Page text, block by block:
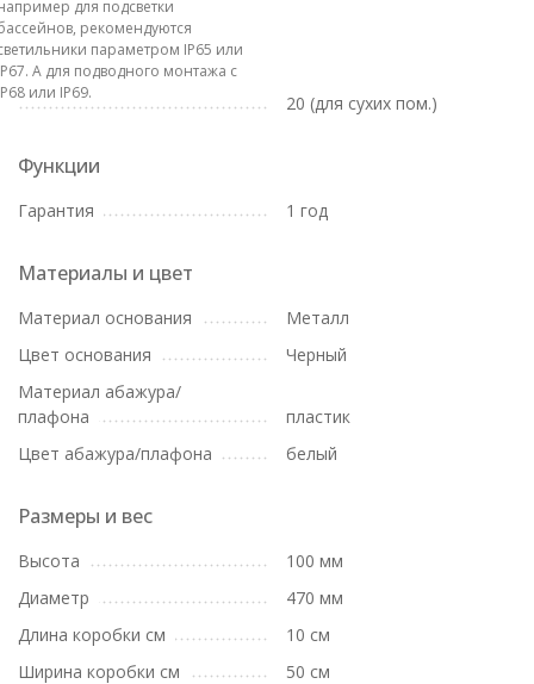
для подсветки
рекомендуются
параметром IP65 или
А для подводного монтажа с
или IP69.
20 (для сухих пом.)
Функции
Гарантия 1 год
Материалы и цвет
Материал основания
Металл
Цвет основания
Черный
Материал абажура/
плафона
пластик
Цвет абажура/плафона
белый
Размеры и вес
Высота
100 мм
Диаметр
470 мм
Длина коробки см
10 см
Ширина коробки см
50 см